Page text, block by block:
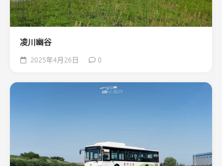
凌川幽谷
2025年4月26日 0